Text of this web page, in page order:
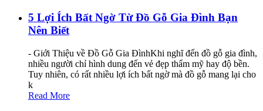
5 Lợi Ích Bất Ngờ Từ Đồ Gỗ Gia Đình Bạn
Nên Biết
- Giới Thiệu về Đồ Gỗ Gia ĐìnhKhi nghĩ đến đồ gỗ gia đình,
nhiều người chỉ hình dung đến vẻ đẹp thẩm mỹ hay độ bền.
Tuy nhiên, có rất nhiều lợi ích bất ngờ mà đồ gỗ mang lại cho
k
Read More